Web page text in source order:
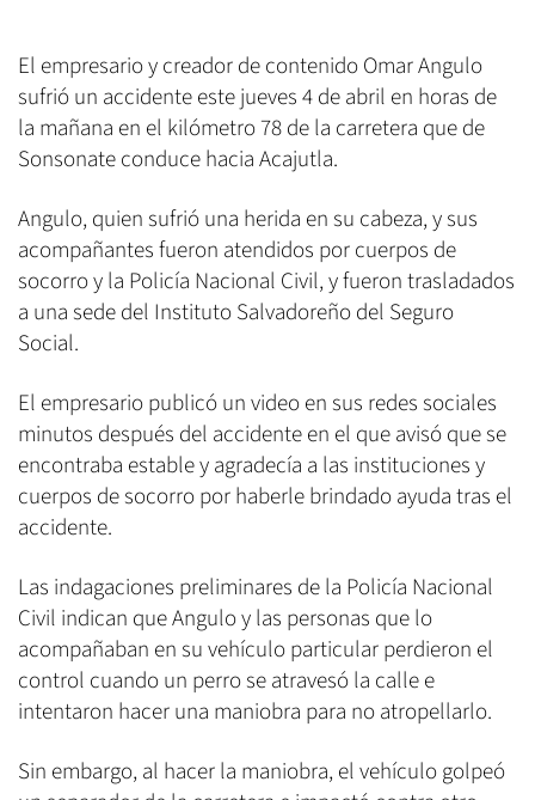
El empresario y creador de contenido Omar Angulo
sufrió un accidente este jueves 4 de abril en horas de
la mañana en el kilómetro 78 de la carretera que de
Sonsonate conduce hacia Acajutla.
Angulo, quien sufrió una herida en su cabeza, y sus
acompañantes fueron atendidos por cuerpos de
socorro y la Policía Nacional Civil, y fueron trasladados
a una sede del Instituto Salvadoreño del Seguro
Social.
El empresario publicó un video en sus redes sociales
minutos después del accidente en el que avisó que se
encontraba estable y agradecía a las instituciones y
cuerpos de socorro por haberle brindado ayuda tras el
accidente.
Las indagaciones preliminares de la Policía Nacional
Civil indican que Angulo y las personas que lo
acompañaban en su vehículo particular perdieron el
control cuando un perro se atravesó la calle e
intentaron hacer una maniobra para no atropellarlo.
Sin embargo, al hacer la maniobra, el vehículo golpeó